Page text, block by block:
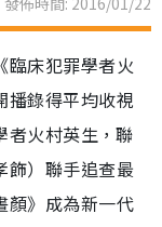
臨床犯罪學者火
播錄得平均收視
者火村英生，聯
飾）聯手追查最
顏》成為新一代